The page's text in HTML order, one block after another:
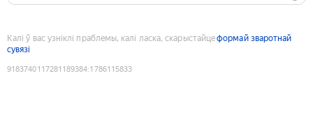
Калі ў вас узніклі праблемы, калі ласка, скарыстайцеформай зваротнай
сувязі
9183740117281189384:1786115833